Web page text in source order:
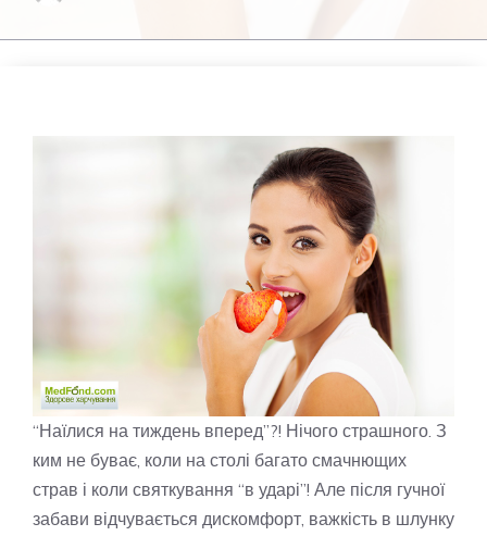
“Наїлися на тиждень вперед”?! Нічого страшного. З
ким не буває, коли на столі багато смачнющих
страв і коли святкування “в ударі”! Але після гучної
забави відчувається дискомфорт, важкість в шлунку